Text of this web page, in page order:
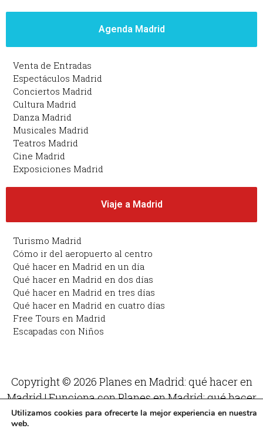
Agenda Madrid
Venta de Entradas
Espectáculos Madrid
Conciertos Madrid
Cultura Madrid
Danza Madrid
Musicales Madrid
Teatros Madrid
Cine Madrid
Exposiciones Madrid
Viaje a Madrid
Turismo Madrid
Cómo ir del aeropuerto al centro
Qué hacer en Madrid en un día
Qué hacer en Madrid en dos días
Qué hacer en Madrid en tres días
Qué hacer en Madrid en cuatro días
Free Tours en Madrid
Escapadas con Niños
Copyright © 2026 Planes en Madrid: qué hacer en
Madrid | Funciona con Planes en Madrid: qué hacer
en Madrid
Utilizamos cookies para ofrecerte la mejor experiencia en nuestra
web.